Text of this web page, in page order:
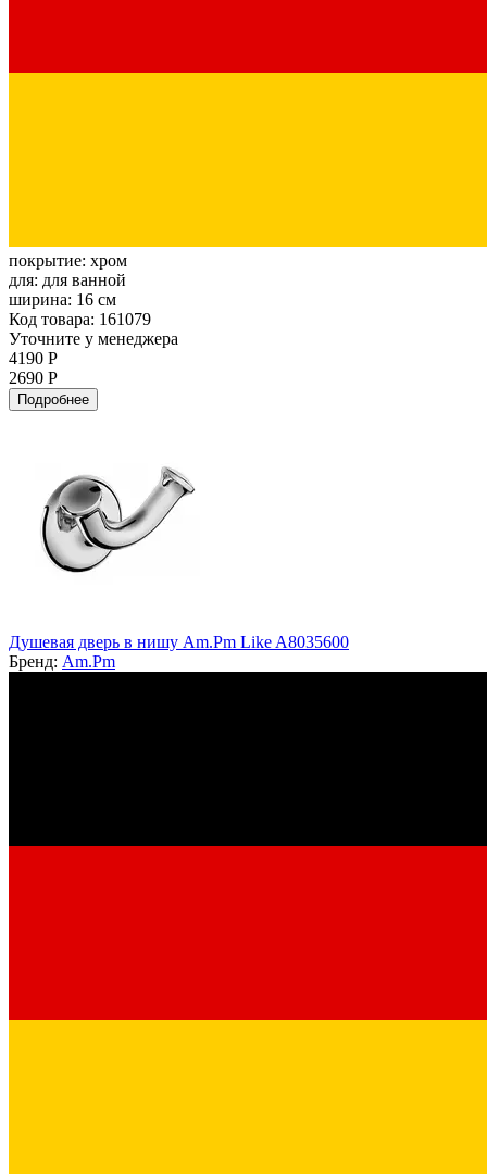
покрытие: хром
для: для ванной
ширина: 16 см
Код товара: 161079
Уточните у менеджера
4190 Р
2690 Р
Подробнее
Душевая дверь в нишу Am.Pm Like A8035600
Бренд: Am.Pm